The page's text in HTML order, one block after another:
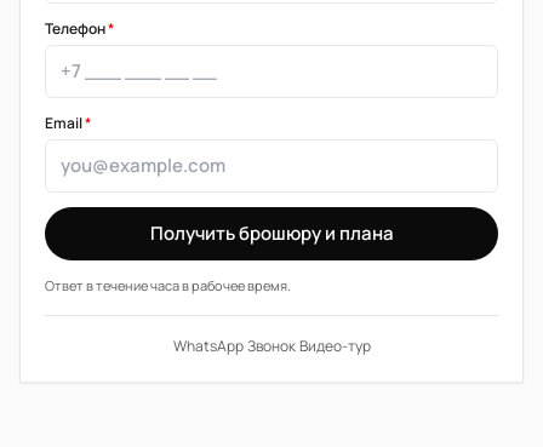
Телефон*
Email*
Получить брошюру и плана
Ответ в течение часа в рабочее время.
WhatsApp·Звонок·Видео-тур